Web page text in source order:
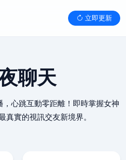
立即更新
聊天
心跳互動零距離！即時掌握女神
真實的視訊交友新境界。